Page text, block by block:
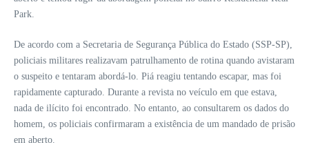
Park.
De acordo com a Secretaria de Segurança Pública do Estado (SSP-SP),
policiais militares realizavam patrulhamento de rotina quando avistaram
o suspeito e tentaram abordá-lo. Piá reagiu tentando escapar, mas foi
rapidamente capturado. Durante a revista no veículo em que estava,
nada de ilícito foi encontrado. No entanto, ao consultarem os dados do
homem, os policiais confirmaram a existência de um mandado de prisão
em aberto.